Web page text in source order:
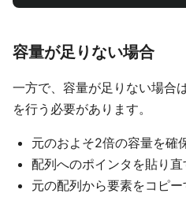
容量が足りない場合
一方で、容量が足りない場合
を行う必要があります。
元のおよそ2倍の容量を確
配列へのポインタを貼り直
元の配列から要素をコピー